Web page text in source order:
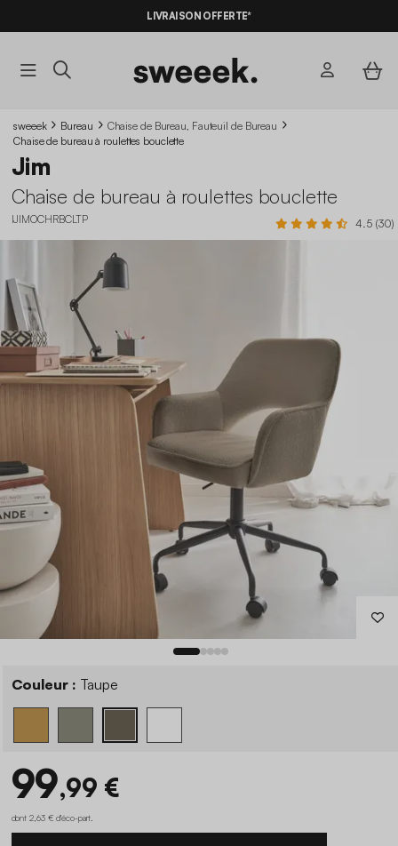
LIVRAISON OFFERTE*
sweeek Bureau
Chaise de Bureau, Fauteuil de Bureau
Chaise de bureau à roulettes bouclette
Jim
Chaise de bureau à roulettes bouclette
IJIMOCHRBCLTP 4.5 (30)
Couleur : Taupe
99,99 €
dont 2,63 € d'éco-part